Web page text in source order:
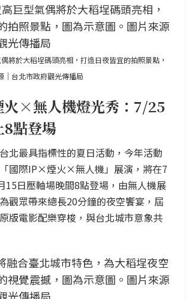
將於大稻埕碼頭亮相，打造日夜皆宜的拍照景點，
｜台北市政府觀光傳播局
×無人機燈光秀：7/25
點登場
北最具指標性的夏日活動，今年活動
國際IP×煙火×無人機」展演，將在7
15日壓軸場晚間8點登場，由無人機展
觀眾帶來總長20分鐘的夜空饗宴，屆
版電影配樂穿梭，與台北城市意象共